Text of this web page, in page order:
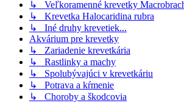
↳ Veľkoramenné krevetky
↳ Krevetka Halocaridina rubra
↳ Iné druhy krevetiek...
Akvárium pre krevetky
↳ Zariadenie krevetkária
↳ Rastlinky a machy
↳ Spolubývajúci v krevetkáriu
↳ Potrava a kŕmenie
↳ Choroby a škodcovia